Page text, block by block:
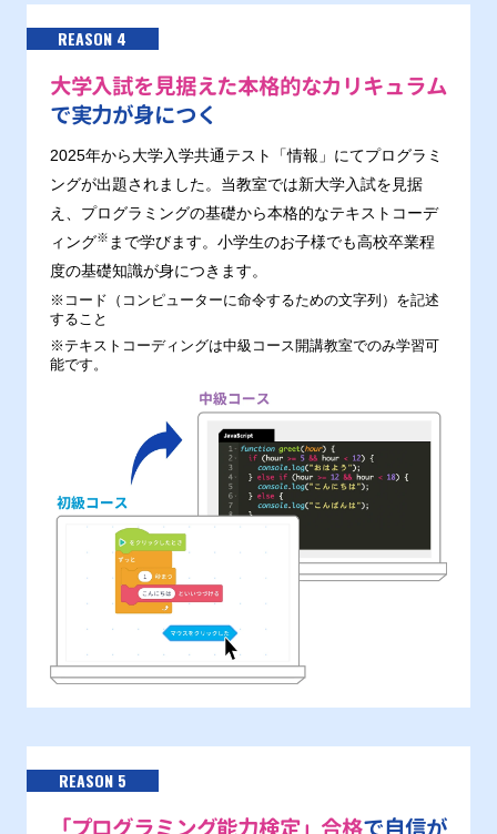
REASON 4
大学入試を見据えた本格的なカリキュラム
で実力が身につく
2025年から大学入学共通テスト「情報」にてプログラミ
ングが出題されました。当教室では新大学入試を見据
え、プログラミングの基礎から本格的なテキストコーデ
ィング※ まで学びます。小学生のお子様でも高校卒業程
度の基礎知識が身につきます。
※コード（コンピューターに命令するための文字列）を記述
すること
※テキストコーディングは中級コース開講教室でのみ学習可
能です。
REASON 5